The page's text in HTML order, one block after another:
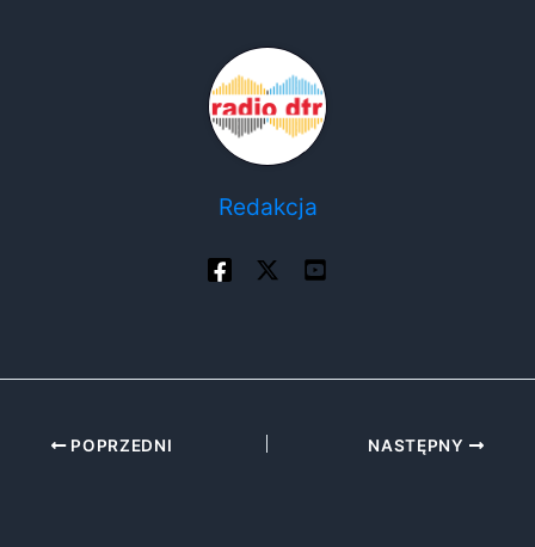
Redakcja
POPRZEDNI NASTĘPNY